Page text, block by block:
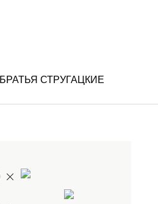
БРАТЬЯ СТРУГАЦКИЕ